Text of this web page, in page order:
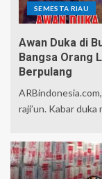
SEMESTA RIAU
Awan Duka di
Bangsa Orang
Berpulang
raji’un. Kabar